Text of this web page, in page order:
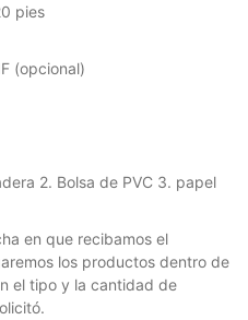
pies
(opcional)
2. Bolsa de PVC 3. papel
en que recibamos el
los productos dentro de
el tipo y la cantidad de